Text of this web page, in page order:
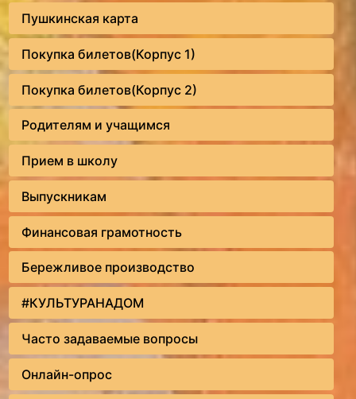
Пушкинская карта
Покупка билетов(Корпус 1)
Покупка билетов(Корпус 2)
Родителям и учащимся
Прием в школу
Выпускникам
Финансовая грамотность
Бережливое производство
#КУЛЬТУРАНАДОМ
Часто задаваемые вопросы
Онлайн-опрос